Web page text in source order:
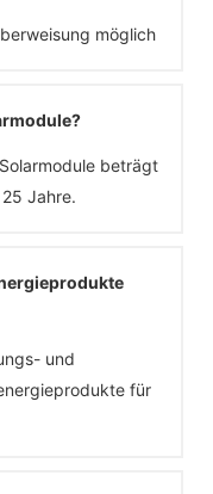
möglich
beträgt
Jahre.
und
für